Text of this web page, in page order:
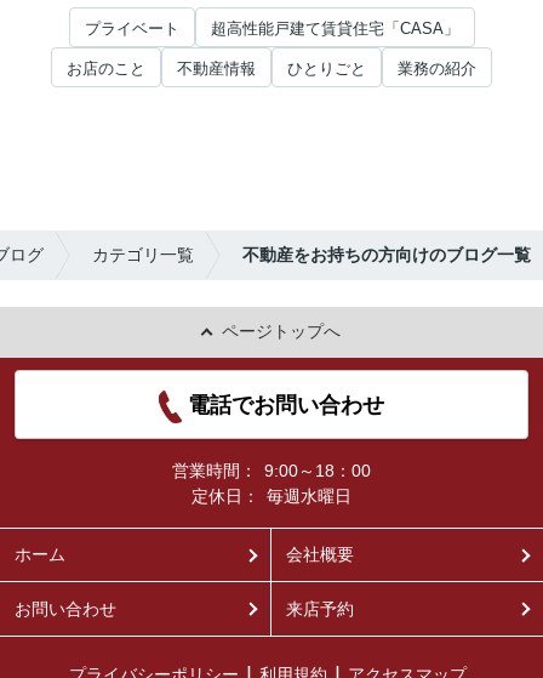
プライベート 超高性能戸建て賃貸住宅「CASA」
お店のこと 不動産情報 ひとりごと 業務の紹介
ログ カテゴリ一覧 不動産をお持ちの方向けのブログ一覧
ページトップへ
電話でお問い合わせ
営業時間：
9:00～18：00
定休日：
毎週水曜日
ホーム 会社概要
お問い合わせ 来店予約